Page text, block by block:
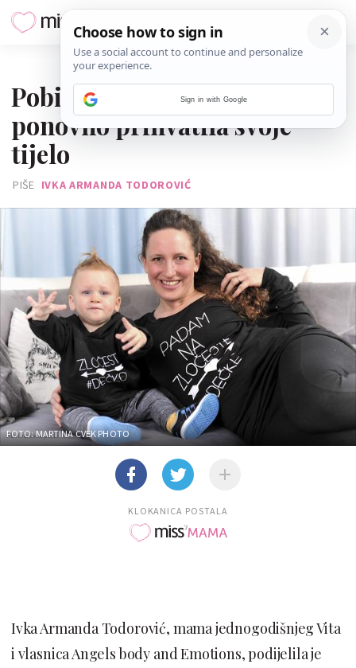
Pobijedila sam baby blues i
ponovno prihvatila svoje
tijelo
PIŠE IVKA ARMANDA TODOROVIĆ
FOTO: MARTINA CVEK PHOTO
KLOKANICA POSTALA
Ivka Armanda Todorović, mama jednogodišnjeg Vita
i vlasnica Angels body and Emotions, podijelila je
Sign in with Google